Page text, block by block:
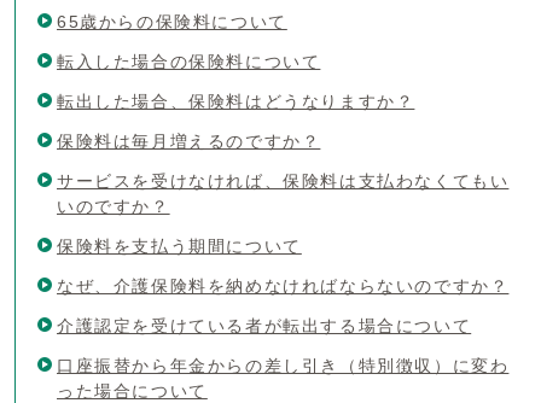
65歳からの保険料について
転入した場合の保険料について
転出した場合、保険料はどうなりますか？
保険料は毎月増えるのですか？
サービスを受けなければ、保険料は支払わなくてもい
いのですか？
保険料を支払う期間について
なぜ、介護保険料を納めなければならないのですか？
介護認定を受けている者が転出する場合について
口座振替から年金からの差し引き（特別徴収）に変わ
った場合について